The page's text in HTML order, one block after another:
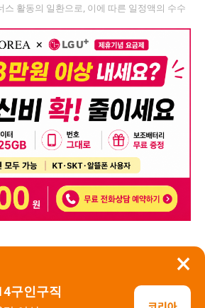
×
구인구직
스 활동의 일환으로, 이에 따른 일정액의 수수